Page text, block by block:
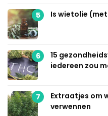
5 Is wietolie
6
15
iedereen zou
7
Extraatjes om
verwennen